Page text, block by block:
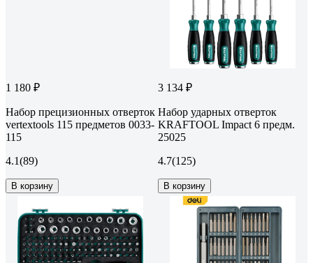
1 180 ₽
Набор прецизионных отверток
vertextools 115 предметов 0033-
115
4.1(89)
В корзину
3 134 ₽
Набор ударных отверток
KRAFTOOL Impact 6 предм.
25025
4.7(125)
В корзину